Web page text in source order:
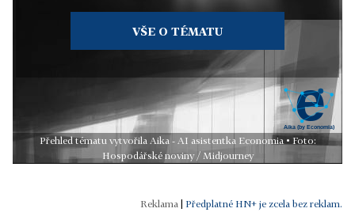
VŠE O TÉMATU
Přehled tématu vytvořila Aika - AI asistentka Economia • Foto:
Hospodářské noviny / Midjourney
| Předplatné HN+ je zcela bez reklam.